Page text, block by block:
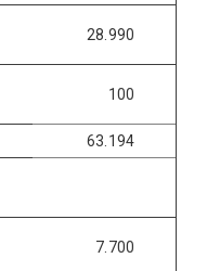
28.990
100
63.194
7.700